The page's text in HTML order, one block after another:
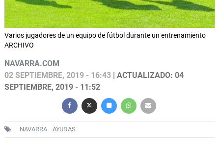
Varios jugadores de un equipo de fútbol durante un entrenamiento
ARCHIVO
NAVARRA.COM
02 SEPTIEMBRE, 2019 - 16:43 | ACTUALIZADO: 04
SEPTIEMBRE, 2019 - 11:52
NAVARRA AYUDAS